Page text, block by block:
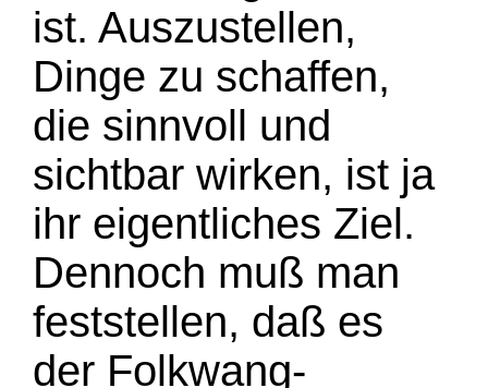
ist. Auszustellen,
Dinge zu schaffen,
die sinnvoll und
sichtbar wirken, ist ja
ihr eigentliches Ziel.
Dennoch muß man
feststellen, daß es
der Folkwang-